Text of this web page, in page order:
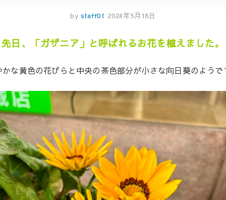
by staff01 2024年5月18日
先日、「ガザニア」と呼ばれるお花を植えました。
かな黄色の花びらと中央の茶色部分が小さな向日葵のようで